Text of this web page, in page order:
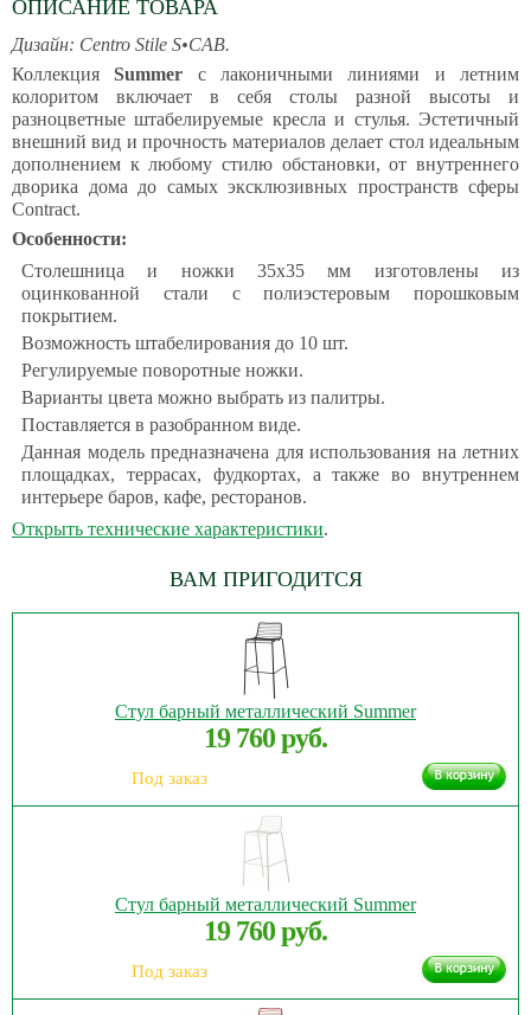
ВАМ ПРИГОДИТСЯ
Стул барный металлический Summer
19 760 руб.
Под заказ
Стул барный металлический Summer
19 760 руб.
Под заказ
ОПИСАНИЕ ТОВАРА
Дизайн: Centro Stile S•CAB.
КоллекцияSummer с лаконичными линиями и летним
колоритом включает в себя столы разной высоты и
разноцветные штабелируемые кресла и стулья. Эстетичный
внешний вид и прочность материалов делает стол идеальным
дополнением к любому стилю обстановки, от внутреннего
дворика дома до самых эксклюзивных пространств сферы
Contract.
Особенности:
Столешница и ножки 35х35 мм изготовлены из
оцинкованной стали с полиэстеровым порошковым
покрытием.
Возможность штабелирования до 10 шт.
Регулируемые поворотные ножки.
Варианты цвета можно выбрать из палитры.
Поставляется в разобранном виде.
Данная модель предназначена для использования на летних
площадках, террасах, фудкортах, а также во внутреннем
интерьере баров, кафе, ресторанов.
Открыть технические характеристики.